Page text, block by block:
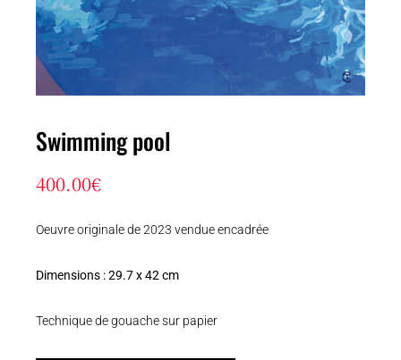
Swimming pool
400.00€
Oeuvre originale de 2023 vendue encadrée
Dimensions : 29.7 x 42 cm
Technique de gouache sur papier